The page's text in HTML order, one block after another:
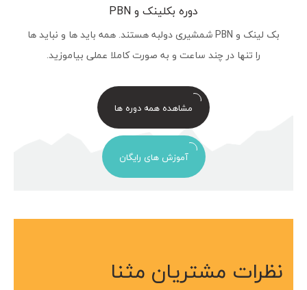
دوره بکلینک و PBN
بک لینک و PBN شمشیری دولبه هستند. همه باید ها و نباید ها
را تنها در چند ساعت و به صورت کاملا عملی بیاموزید.
مشاهده همه دوره ها
آموزش های رایگان
نظرات مشتریان مثنا